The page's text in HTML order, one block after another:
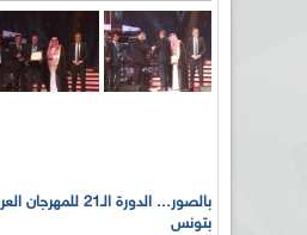
بالصور... الدورة
بتونس